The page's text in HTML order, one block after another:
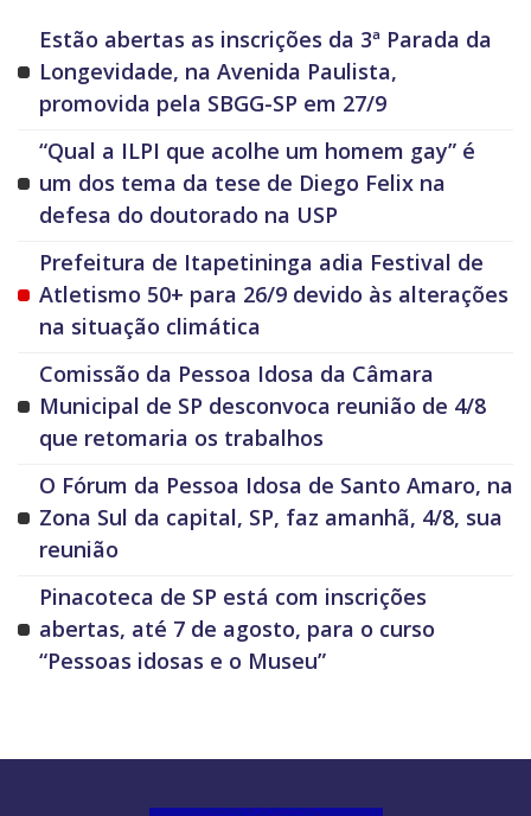
Estão abertas as inscrições da 3ª Parada da
Longevidade, na Avenida Paulista,
promovida pela SBGG-SP em 27/9
“Qual a ILPI que acolhe um homem gay” é
um dos tema da tese de Diego Felix na
defesa do doutorado na USP
Prefeitura de Itapetininga adia Festival de
Atletismo 50+ para 26/9 devido às alterações
na situação climática
Comissão da Pessoa Idosa da Câmara
Municipal de SP desconvoca reunião de 4/8
que retomaria os trabalhos
O Fórum da Pessoa Idosa de Santo Amaro, na
Zona Sul da capital, SP, faz amanhã, 4/8, sua
reunião
Pinacoteca de SP está com inscrições
abertas, até 7 de agosto, para o curso
“Pessoas idosas e o Museu”